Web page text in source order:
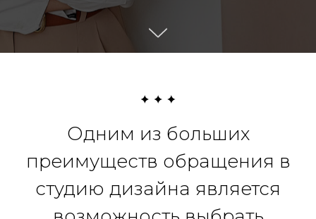
Одним из больших
преимуществ обращения в
студию дизайна является